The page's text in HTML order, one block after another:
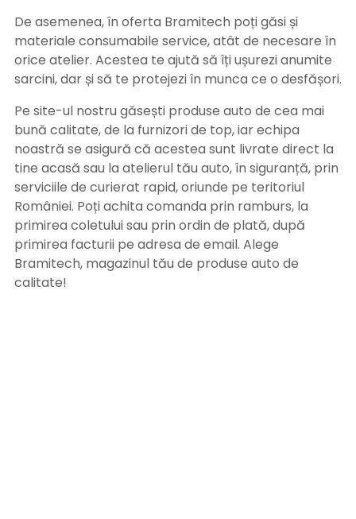
De asemenea, în oferta Bramitech poți găsi și
materiale consumabile service, atât de necesare în
orice atelier. Acestea te ajută să îți ușurezi anumite
sarcini, dar și să te protejezi în munca ce o desfășori.
Pe site-ul nostru găsești produse auto de cea mai
bună calitate, de la furnizori de top, iar echipa
noastră se asigură că acestea sunt livrate direct la
tine acasă sau la atelierul tău auto, în siguranță, prin
serviciile de curierat rapid, oriunde pe teritoriul
României. Poți achita comanda prin ramburs, la
primirea coletului sau prin ordin de plată, după
primirea facturii pe adresa de email. Alege
Bramitech, magazinul tău de produse auto de
calitate!